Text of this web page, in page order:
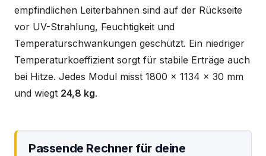
empfindlichen Leiterbahnen sind auf der Rückseite
vor UV-Strahlung, Feuchtigkeit und
Temperaturschwankungen geschützt. Ein niedriger
Temperaturkoeffizient sorgt für stabile Erträge auch
bei Hitze. Jedes Modul misst 1800 x 1134 x 30 mm
und wiegt 24,8 kg.
Passende Rechner für deine